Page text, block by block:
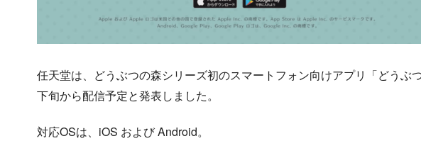
任天堂は、どうぶつの森シリーズ初のスマートフォン向けアプリ「どうぶ
下旬から配信予定と発表しました。
対応OSは、iOS および Android。